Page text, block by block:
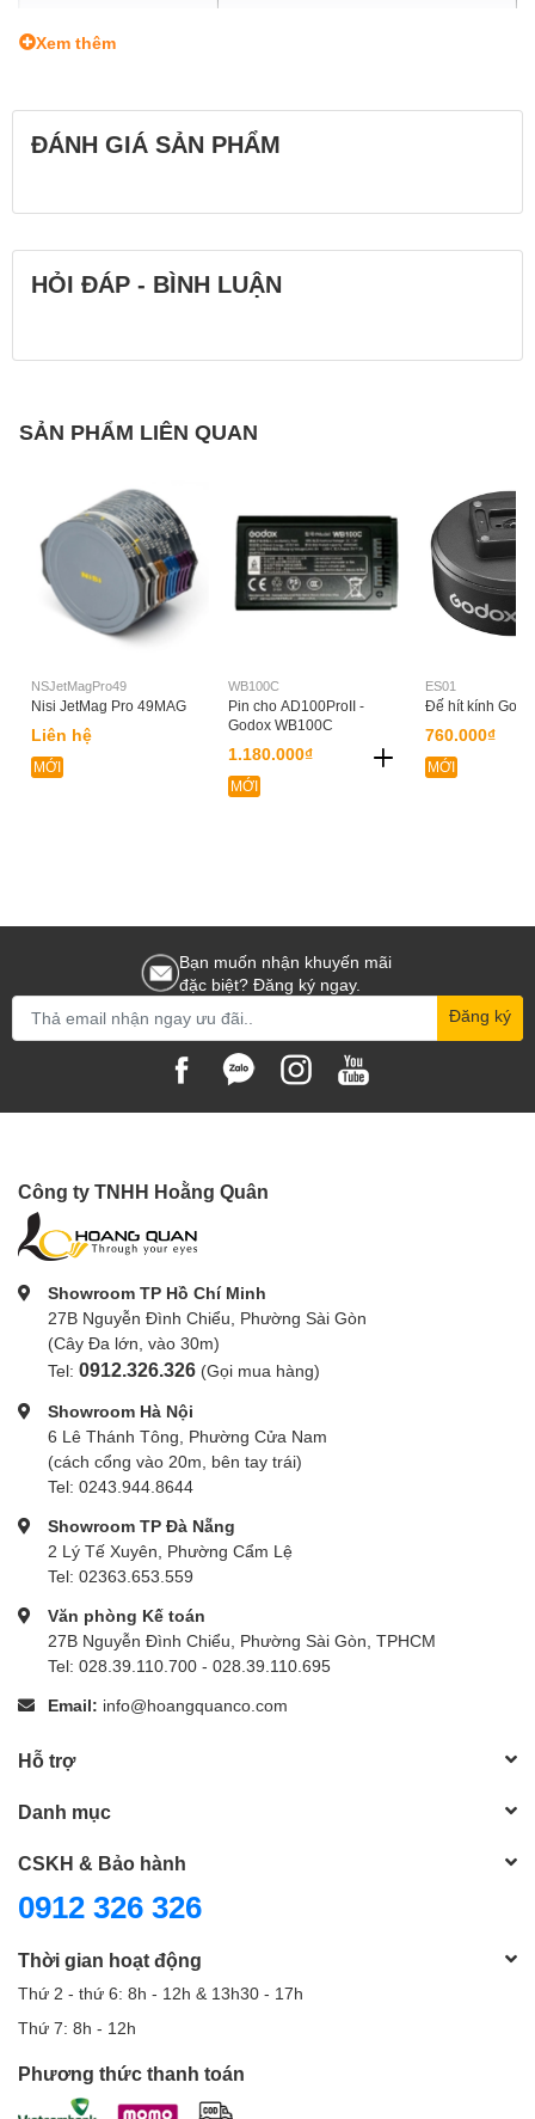
Kích thước kính lọc
Kích thước (ø x L) Φ70 x 86mm
Trọng lượng 570g
Lens diagram
Xem thêm
ĐÁNH GIÁ SẢN PHẨM
HỎI ĐÁP - BÌNH LUẬN
SẢN PHẨM LIÊN QUAN
NSJetMagPro49
Nisi JetMag Pro 49MAG
Liên hệ
MỚI
WB100C
Pin cho AD100ProII -
Godox WB100C
1.180.000₫
MỚI
ES01
Đế hít kính
760.000₫
MỚI
Bạn muốn nhận khuyến mãi
đặc biệt? Đăng ký ngay.
Đăng ký
Công ty TNHH Hoằng Quân
Showroom TP Hồ Chí Minh
27B Nguyễn Đình Chiểu, Phường Sài Gòn
(Cây Đa lớn, vào 30m)
Tel: 0912.326.326 (Gọi mua hàng)
Showroom Hà Nội
6 Lê Thánh Tông, Phường Cửa Nam
(cách cổng vào 20m, bên tay trái)
Tel: 0243.944.8644
Showroom TP Đà Nẵng
2 Lý Tế Xuyên, Phường Cẩm Lệ
Tel: 02363.653.559
Văn phòng Kế toán
27B Nguyễn Đình Chiểu, Phường Sài Gòn, TPHCM
Tel: 028.39.110.700 - 028.39.110.695
Email: info@hoangquanco.com
Hỗ trợ
Danh mục
CSKH & Bảo hành
0912 326 326
Thời gian hoạt động
Thứ 2 - thứ 6: 8h - 12h & 13h30 - 17h
Thứ 7: 8h - 12h
Phương thức thanh toán